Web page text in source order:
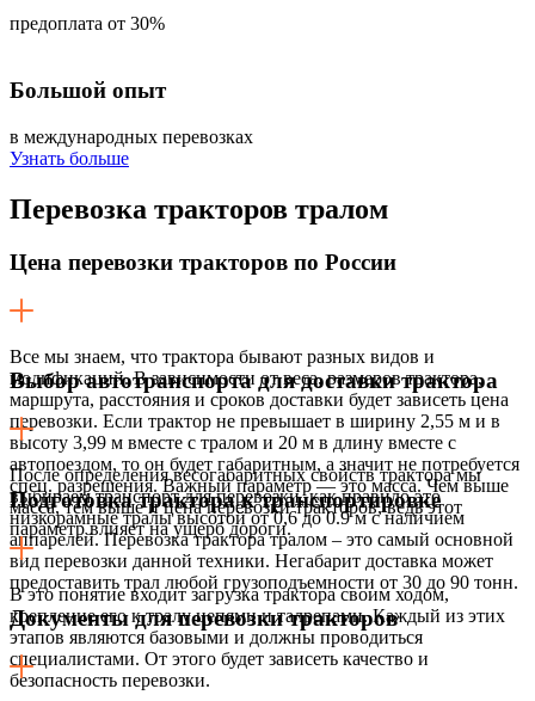
предоплата от 30%
Большой опыт
в международных перевозках
Узнать больше
Перевозка тракторов тралом
Цена перевозки тракторов по России
Все мы знаем, что трактора бывают разных видов и
модификаций. В зависимости от веса, размеров трактора,
маршрута, расстояния и сроков доставки будет зависеть цена
перевозки. Если трактор не превышает в ширину 2,55 м и в
высоту 3,99 м вместе с тралом и 20 м в длину вместе с
автопоездом, то он будет габаритным, а значит не потребуется
спец. разрешения. Важный параметр — это масса. Чем выше
масса, тем выше и цена перевозки тракторов, ведь этот
параметр влияет на ущерб дороги.
Выбор автотранспорта для доставки трактора
После определения весогабаритных свойств трактора мы
выбираем транспорт для перевозки, как правило это
низкорамные тралы высотой от 0,6 до 0.9 м с наличием
аппарелей. Перевозка трактора тралом – это самый основной
вид перевозки данной техники. Негабарит доставка может
предоставить трал любой грузоподъемности от 30 до 90 тонн.
Подготовка трактора к транспортировке
В это понятие входит загрузка трактора своим ходом,
крепление его к тралу цепями и талрепами. Каждый из этих
этапов являются базовыми и должны проводиться
специалистами. От этого будет зависеть качество и
безопасность перевозки.
Документы для перевозки тракторов